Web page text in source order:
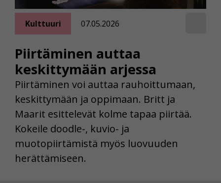
Piirtäminen auttaa
keskittymään arjessa
Kulttuuri 07.05.2026
Piirtäminen voi auttaa rauhoittumaan,
keskittymään ja oppimaan. Britt ja
Maarit esittelevät kolme tapaa piirtää.
Kokeile doodle-, kuvio- ja
muotopiirtämistä myös luovuuden
herättämiseen.